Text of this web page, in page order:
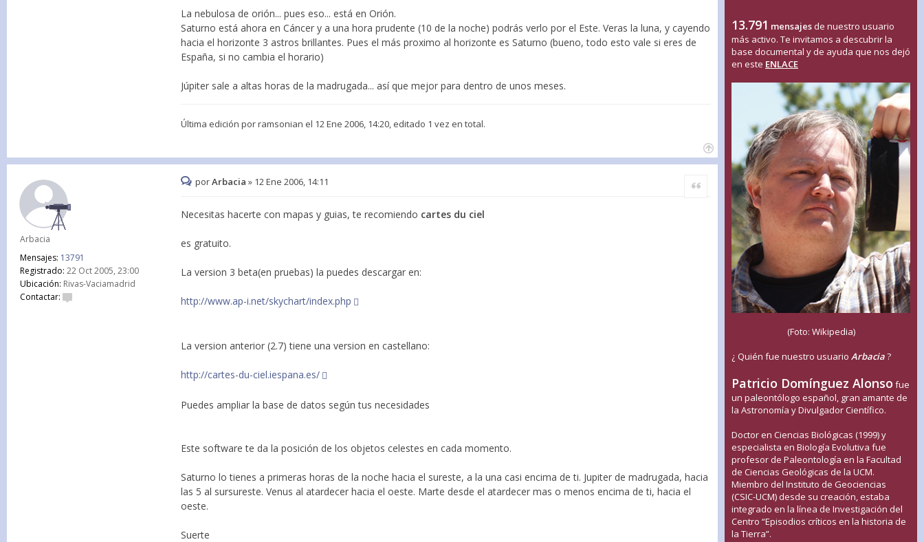
La nebulosa de orión... pues eso... está en Orión.
Saturno está ahora en Cáncer y a una hora prudente (10 de la noche) podrás verlo por el Este. Veras la luna, y cayendo
hacia el horizonte 3 astros brillantes. Pues el más proximo al horizonte es Saturno (bueno, todo esto vale si eres de
España, si no cambia el horario)
Júpiter sale a altas horas de la madrugada... así que mejor para dentro de unos meses.
Última edición porramsonian el 12 Ene 2006, 14:20, editado 1 vez en total.
Arbacia
Mensajes: 13791
Registrado: 22 Oct 2005, 23:00
Ubicación: Rivas-Vaciamadrid
Contactar:
Citar
porArbacia » 12 Ene 2006, 14:11
Necesitas hacerte con mapas y guias, te recomiendo cartes du ciel
es gratuito.
La version 3 beta(en pruebas) la puedes descargar en:
http://www.ap-i.net/skychart/index.php
La version anterior (2.7) tiene una version en castellano:
http://cartes-du-ciel.iespana.es/
Puedes ampliar la base de datos según tus necesidades
Este software te da la posición de los objetos celestes en cada momento.
Saturno lo tienes a primeras horas de la noche hacia el sureste, a la una casi encima de ti. Jupiter de madrugada, hacia
las 5 al sursureste. Venus al atardecer hacia el oeste. Marte desde el atardecer mas o menos encima de ti, hacia el
oeste.
Suerte
13.791 mensajes de nuestro usuario
más activo. Te invitamos a descubrir la
base documental y de ayuda que nos dejó
en este ENLACE
(Foto: Wikipedia)
¿ Quién fue nuestro usuario Arbacia?
Patricio Domínguez Alonso fue
un paleontólogo español, gran amante de
la Astronomía y Divulgador Científico.
Doctor en Ciencias Biológicas (1999) y
especialista en Biología Evolutiva fue
profesor de Paleontología en la Facultad
de Ciencias Geológicas de la UCM.
Miembro del Instituto de Geociencias
(CSIC-UCM) desde su creación, estaba
integrado en la línea de Investigación del
Centro “Episodios críticos en la historia de
la Tierra”.